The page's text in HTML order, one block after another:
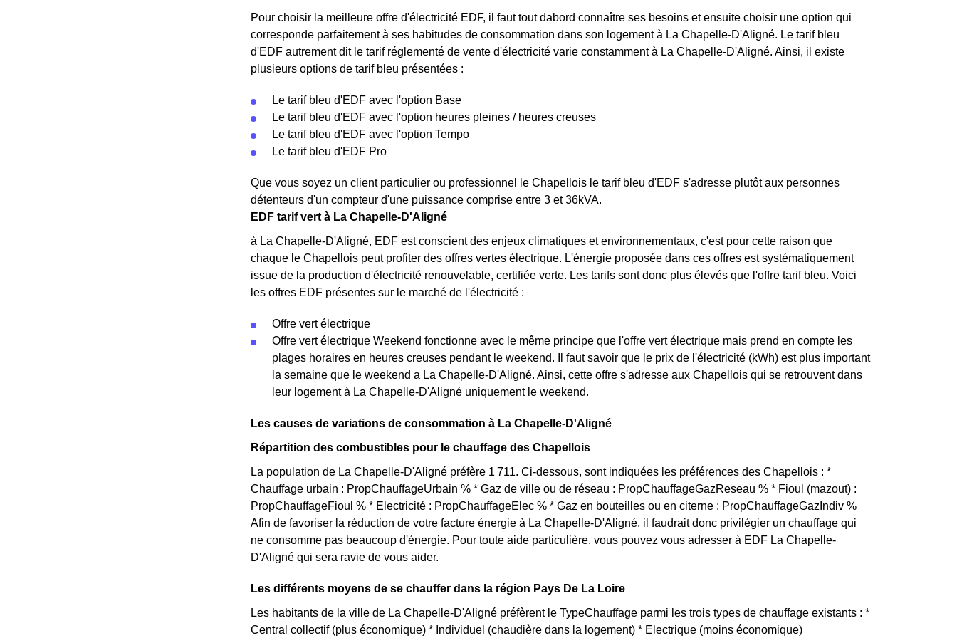
Pour choisir la meilleure offre d'électricité EDF, il faut tout dabord connaître ses besoins et ensuite choisir une option qui
corresponde parfaitement à ses habitudes de consommation dans son logement à La Chapelle-D'Aligné. Le tarif bleu
d'EDF autrement dit le tarif réglementé de vente d'électricité varie constamment à La Chapelle-D'Aligné. Ainsi, il existe
plusieurs options de tarif bleu présentées :
Le tarif bleu d'EDF avec l'option Base
Le tarif bleu d'EDF avec l'option heures pleines / heures creuses
Le tarif bleu d'EDF avec l'option Tempo
Le tarif bleu d'EDF Pro
Que vous soyez un client particulier ou professionnel le Chapellois le tarif bleu d'EDF s'adresse plutôt aux personnes
détenteurs d'un compteur d'une puissance comprise entre 3 et 36kVA.
EDF tarif vert à La Chapelle-D'Aligné
à La Chapelle-D'Aligné, EDF est conscient des enjeux climatiques et environnementaux, c'est pour cette raison que
chaque le Chapellois peut profiter des offres vertes électrique. L'énergie proposée dans ces offres est systématiquement
issue de la production d'électricité renouvelable, certifiée verte. Les tarifs sont donc plus élevés que l'offre tarif bleu. Voici
les offres EDF présentes sur le marché de l'électricité :
Offre vert électrique
Offre vert électrique Weekend fonctionne avec le même principe que l'offre vert électrique mais prend en compte les
plages horaires en heures creuses pendant le weekend. Il faut savoir que le prix de l'électricité (kWh) est plus important
la semaine que le weekend a La Chapelle-D'Aligné. Ainsi, cette offre s'adresse aux Chapellois qui se retrouvent dans
leur logement à La Chapelle-D'Aligné uniquement le weekend.
Les causes de variations de consommation à La Chapelle-D'Aligné
Répartition des combustibles pour le chauffage des Chapellois
La population de La Chapelle-D'Aligné préfère 1 711. Ci-dessous, sont indiquées les préférences des Chapellois : *
Chauffage urbain : PropChauffageUrbain % * Gaz de ville ou de réseau : PropChauffageGazReseau % * Fioul (mazout) :
PropChauffageFioul % * Electricité : PropChauffageElec % * Gaz en bouteilles ou en citerne : PropChauffageGazIndiv %
Afin de favoriser la réduction de votre facture énergie à La Chapelle-D'Aligné, il faudrait donc privilégier un chauffage qui
ne consomme pas beaucoup d'énergie. Pour toute aide particulière, vous pouvez vous adresser à EDF La Chapelle-
D'Aligné qui sera ravie de vous aider.
Les différents moyens de se chauffer dans la région Pays De La Loire
Les habitants de la ville de La Chapelle-D'Aligné préfèrent le TypeChauffage parmi les trois types de chauffage existants : *
Central collectif (plus économique) * Individuel (chaudière dans la logement) * Electrique (moins économique)